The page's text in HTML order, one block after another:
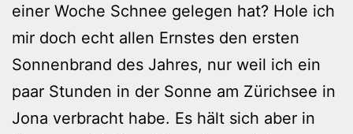
einer Woche Schnee gelegen hat? Hole ich
mir doch echt allen Ernstes den ersten
Sonnenbrand des Jahres, nur weil ich ein
paar Stunden in der Sonne am Zürichsee in
Jona verbracht habe. Es hält sich aber in